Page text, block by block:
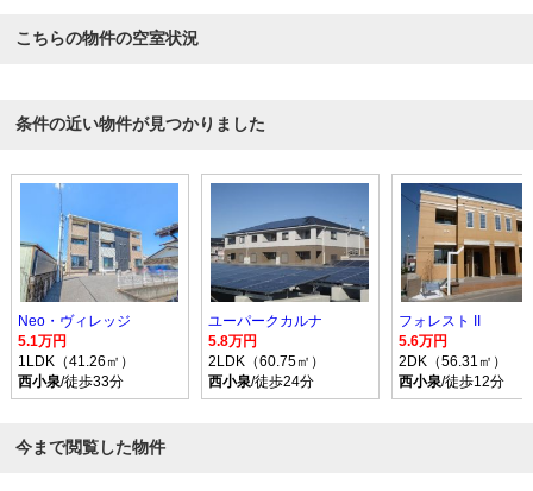
こちらの物件の空室状況
条件の近い物件が見つかりました
Neo・ヴィレッジ
5.1万円
1LDK（41.26㎡）
西小泉/徒歩33分
ユーパークカルナ
5.8万円
2LDK（60.75㎡）
西小泉/徒歩24分
フォレスト II
5.6万円
2DK（56.31㎡）
西小泉/徒歩12分
今まで閲覧した物件